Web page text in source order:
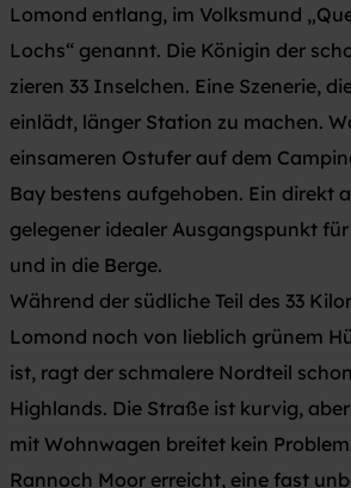
Lomond entlang, im Volksmund
Lochs“ genannt. Die Königin der
zieren 33 Inselchen. Eine Szenerie,
einlädt, länger Station zu machen.
einsameren Ostufer auf dem
Bay bestens aufgehoben. Ein direkt
gelegener idealer Ausgangspunkt
und in die Berge.
Während der südliche Teil des 33
Lomond noch von lieblich grünem
ist, ragt der schmalere Nordteil
Highlands. Die Straße ist kurvig,
mit Wohnwagen breitet kein
Rannoch Moor erreicht, eine fast